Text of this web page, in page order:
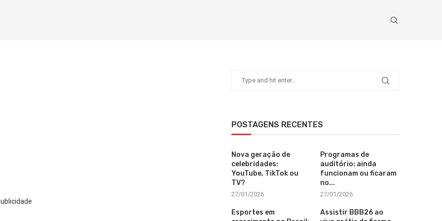
POSTAGENS RECENTES
Nova geração de
celebridades:
YouTube, TikTok ou
TV?
27/01/2026
Programas de
auditório: ainda
funcionam ou ficaram
no...
27/01/2026
Esportes em
Assistir BBB26 ao